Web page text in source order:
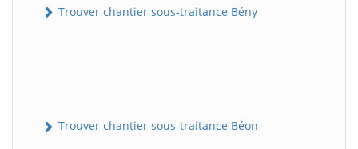
Trouver chantier sous-traitance Bény
Trouver chantier sous-traitance Béon